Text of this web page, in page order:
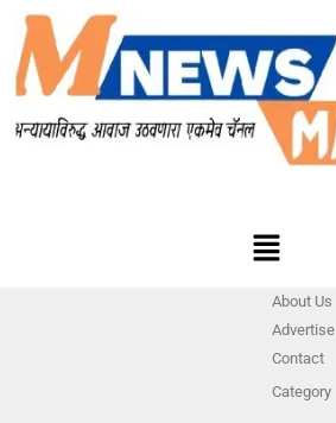
About Us
Advertise
Contact
Category